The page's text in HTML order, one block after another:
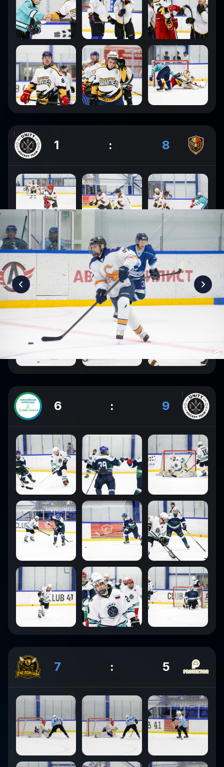
1 : 8
6 : 9
7 : 5